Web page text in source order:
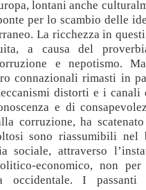
lontani anche
per lo scambio delle
La ricchezza in
a causa del
e nepotismo.
connazionali rimasti in
distorti e i canali
e di
corruzione, ha
sono riassumibili nel
sociale, attraverso
economico, non
occidentale. I